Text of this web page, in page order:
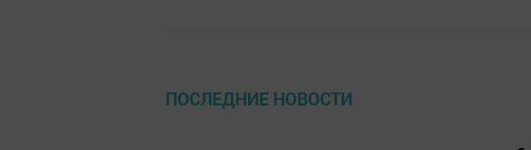
ПОСЛЕДНИЕ НОВОСТИ